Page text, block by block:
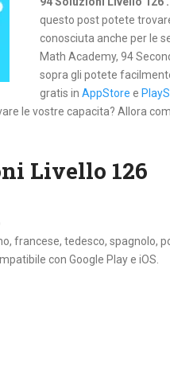
questo post potete
conosciuta anche per le
Math Academy, 94
sopra gli potete
gratis in AppStore e
le vostre capacita? Allora
Livello 126
francese, tedesco, spagnolo,
con Google Play e iOS.